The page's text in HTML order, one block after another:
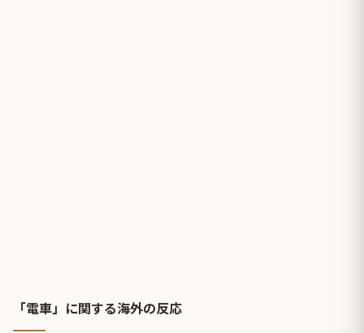
「電車」に関する海外の反応